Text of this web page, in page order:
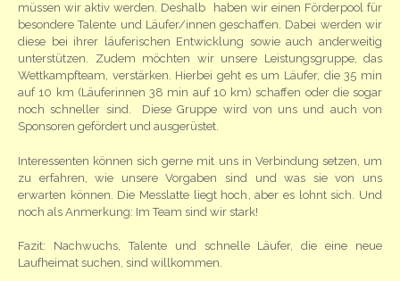
müssen wir aktiv werden. Deshalb haben wir einen Förderpool für
besondere Talente und Läufer/innen geschaffen. Dabei werden wir
diese bei ihrer läuferischen Entwicklung sowie auch anderweitig
unterstützen. Zudem möchten wir unsere Leistungsgruppe, das
Wettkampfteam, verstärken. Hierbei geht es um Läufer, die 35 min
auf 10 km (Läuferinnen 38 min auf 10 km) schaffen oder die sogar
noch schneller sind. Diese Gruppe wird von uns und auch von
Sponsoren gefördert und ausgerüstet.
Interessenten können sich gerne mit uns in Verbindung setzen, um
zu erfahren, wie unsere Vorgaben sind und was sie von uns
erwarten können. Die Messlatte liegt hoch, aber es lohnt sich. Und
noch als Anmerkung: Im Team sind wir stark!
Fazit: Nachwuchs, Talente und schnelle Läufer, die eine neue
Laufheimat suchen, sind willkommen.